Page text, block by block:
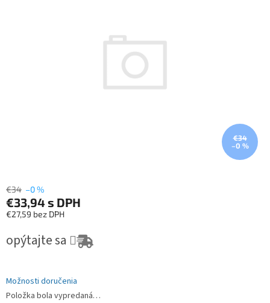
€34
–0 %
€34 –0 %
€33,94s DPH
€27,59 bez DPH
opýtajte sa
Možnosti doručenia
Položka bola vypredaná…